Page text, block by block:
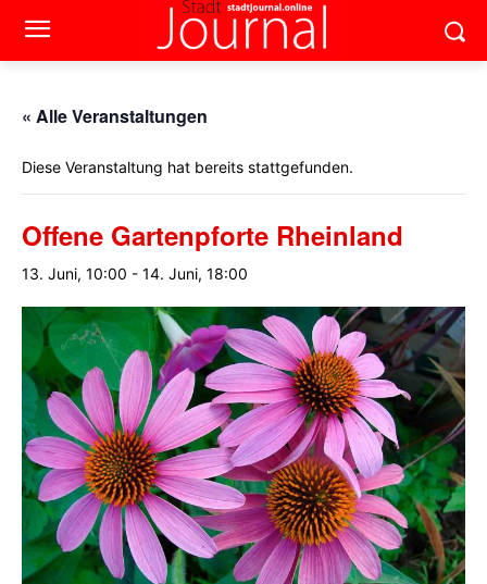
« Alle Veranstaltungen
Diese Veranstaltung hat bereits stattgefunden.
Offene Gartenpforte Rheinland
13. Juni, 10:00 - 14. Juni, 18:00